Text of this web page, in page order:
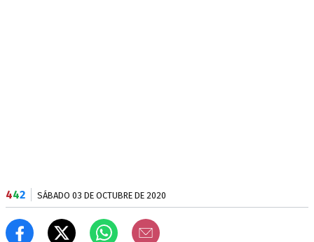
442 SÁBADO 03 DE OCTUBRE DE 2020